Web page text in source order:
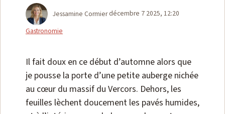
Jessamine Cormierdécembre 7 2025, 12:20
Gastronomie
Il fait doux en ce début d’automne alors que
je pousse la porte d’une petite auberge nichée
au cœur du massif du Vercors. Dehors, les
feuilles lèchent doucement les pavés humides,